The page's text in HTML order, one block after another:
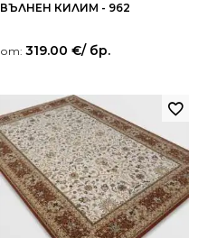
ВЪЛНЕН КИЛИМ - 962
от: 319.00 €/ бр.